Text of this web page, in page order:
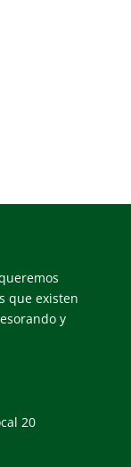
que existen
y
20